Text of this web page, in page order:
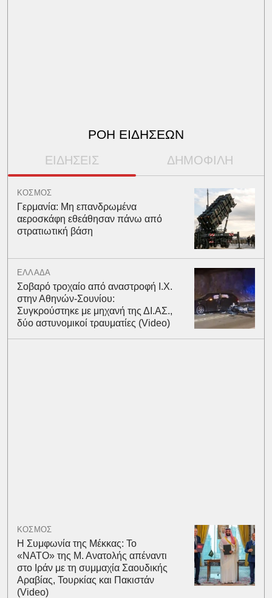
ΡΟΗ ΕΙΔΗΣΕΩΝ
ΕΙΔΗΣΕΙΣ ΔΗΜΟΦΙΛΗ
ΚΟΣΜΟΣ
Γερμανία: Μη επανδρωμένα
αεροσκάφη εθεάθησαν πάνω από
στρατιωτική βάση
ΕΛΛΑΔΑ
Σοβαρό τροχαίο από αναστροφή Ι.Χ.
στην Αθηνών-Σουνίου:
Συγκρούστηκε με μηχανή της ΔΙ.ΑΣ.,
δύο αστυνομικοί τραυματίες (Video)
ΚΟΣΜΟΣ
Η Συμφωνία της Μέκκας: Το
«ΝΑΤΟ» της Μ. Ανατολής απέναντι
στο Ιράν με τη συμμαχία Σαουδικής
Αραβίας, Τουρκίας και Πακιστάν
(Video)